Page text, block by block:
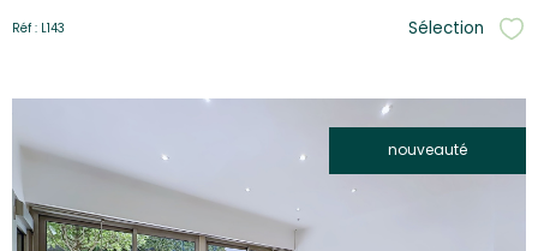
Réf : L143 Sélection
nouveauté